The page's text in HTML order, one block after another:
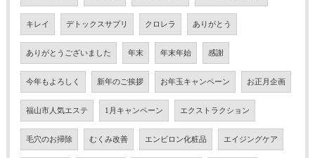
キレイ デトックスサプリ クロレラ ありがとう
ありがとうございました 年末 年末年始 感謝
今年もよろしく 新年のご挨拶 お年玉キャンペーン お正月企画
福山市人気エステ 1月キャンペーン エクストラクション
毛穴のお掃除 むくみ改善 エンビロン化粧品 エイジングケア